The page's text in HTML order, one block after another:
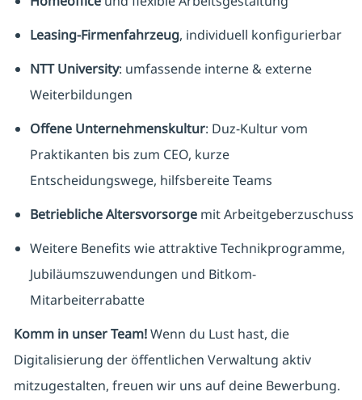
Leasing-Firmenfahrzeug, individuell konfigurierbar
NTT University: umfassende interne & externe
Weiterbildungen
Offene Unternehmenskultur: Duz-Kultur vom
Praktikanten bis zum CEO, kurze
Entscheidungswege, hilfsbereite Teams
Betriebliche Altersvorsorge mit Arbeitgeberzuschuss
Weitere Benefits wie attraktive Technikprogramme,
Jubiläumszuwendungen und Bitkom-
Mitarbeiterrabatte
Komm in unser Team!Wenn du Lust hast, die
Digitalisierung der öffentlichen Verwaltung aktiv
mitzugestalten, freuen wir uns auf deine Bewerbung.